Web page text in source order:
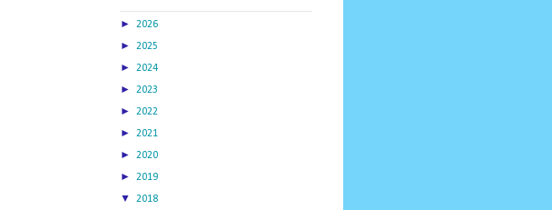
► 2026
► 2025
► 2024
► 2023
► 2022
► 2021
► 2020
► 2019
▼ 2018